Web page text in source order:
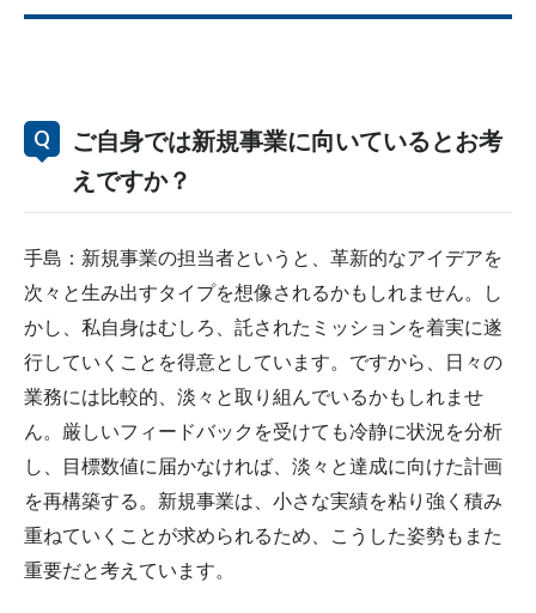
ご自身では新規事業に向いているとお考
えですか？
手島：新規事業の担当者というと、革新的なアイデアを
次々と生み出すタイプを想像されるかもしれません。し
かし、私自身はむしろ、託されたミッションを着実に遂
行していくことを得意としています。ですから、日々の
業務には比較的、淡々と取り組んでいるかもしれませ
ん。厳しいフィードバックを受けても冷静に状況を分析
し、目標数値に届かなければ、淡々と達成に向けた計画
を再構築する。新規事業は、小さな実績を粘り強く積み
重ねていくことが求められるため、こうした姿勢もまた
重要だと考えています。